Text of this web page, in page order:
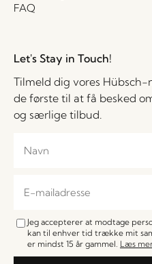
FAQ
Let's Stay in Touch!
Tilmeld dig vores
de første til at få besked
og særlige tilbud.
Jeg accepterer at modtage
kan til enhver tid trække mit
er mindst 15 år gammel. Læs